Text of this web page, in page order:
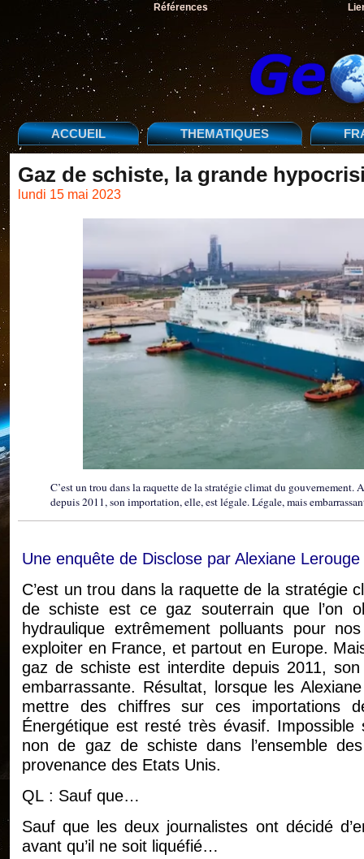
Références
ACCUEIL THEMATIQUES
Gaz de schiste, la grande
lundi 15 mai 2023
C’est un trou dans la raquette de la stratégie climat du
depuis 2011, son importation, elle, est légale. Légale, mais
Une enquête de Disclose par Alexiane
C’est un trou dans la raquette de la stratégie
de schiste est ce gaz souterrain que l’on
hydraulique extrêmement polluants pour
exploiter en France, et partout en Europe.
gaz de schiste est interdite depuis 2011,
embarrassante. Résultat, lorsque les
mettre des chiffres sur ces importations
Énergétique est resté très évasif.
non de gaz de schiste dans l’ensemble
provenance des Etats Unis.
QL : Sauf que…
Sauf que les deux journalistes ont décidé
avant qu’il ne soit liquéfié…